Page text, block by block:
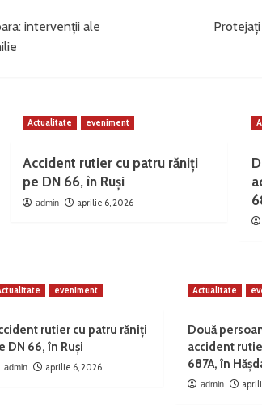
intervenții ale
Actualitate eveniment
Accident rutier cu patru răniți
pe DN 66, în Ruși
admin aprilie 6, 2026
eveniment
rutier cu patru răniți
DN 66, în Ruși
admin aprilie 6, 2026
Actualitate
Două
accident
687A, în
admin